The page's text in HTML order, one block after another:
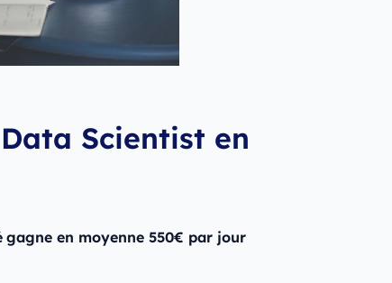
Scientist en
gagne en moyenne 550€ par jour